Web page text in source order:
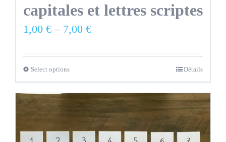
capitales et lettres scriptes
1,00 €– 7,00 €
Select options Détails